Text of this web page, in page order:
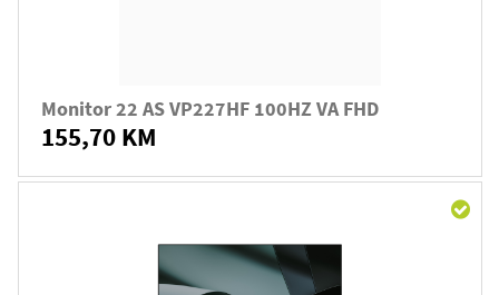
Monitor 22 AS VP227HF 100HZ VA FHD
155,70 KM